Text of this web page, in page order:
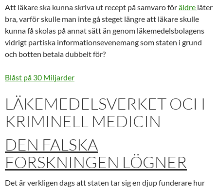
Att läkare ska kunna skriva ut recept på samvaro föräldre låter
bra, varför skulle man inte gå steget längre att läkare skulle
kunna få skolas på annat sätt än genom läkemedelsbolagens
vidrigt partiska informationsevenemang som staten i grund
och botten betala dubbelt för?
Blåst på 30 Miljarder
LÄKEMEDELSVERKET OCH
KRIMINELL MEDICIN
DEN FALSKA
FORSKNINGEN LÖGNER
Det är verkligen dags att staten tar sig en djup funderare hur